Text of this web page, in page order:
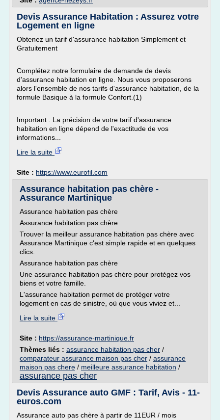
Devis Assurance Habitation : Assurez votre
Logement en ligne
Obtenez un tarif d'assurance habitation Simplement et
Gratuitement
Complétez notre formulaire de demande de devis
d'assurance habitation en ligne. Nous vous proposerons
alors l'ensemble de nos tarifs d'assurance habitation, de la
formule Basique à la formule Confort.(1)
Important : La précision de votre tarif d'assurance
habitation en ligne dépend de l'exactitude de vos
informations...
Lire la suite
Site : https://www.eurofil.com
Assurance habitation pas chère -
Assurance Martinique
Assurance habitation pas chère
Assurance habitation pas chère
Trouver la meilleur assurance habitation pas chère avec
Assurance Martinique c'est simple rapide et en quelques
clics.
Assurance habitation pas chère
Une assurance habitation pas chère pour protégez vos
biens et votre famille.
L'assurance habitation permet de protéger votre
logement en cas de sinistre, où que vous viviez et...
Lire la suite
Site : https://assurance-martinique.fr
Thèmes liés : assurance habitation pas cher /
comparateur assurance maison pas cher / assurance
maison pas chere / meilleure assurance habitation /
assurance pas cher
Devis Assurance auto GMF : Tarif, Avis - 11-
euros.com
Assurance auto pas chère à partir de 11EUR / mois